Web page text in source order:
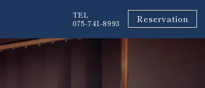
TEL
075-741-8993
Reservation